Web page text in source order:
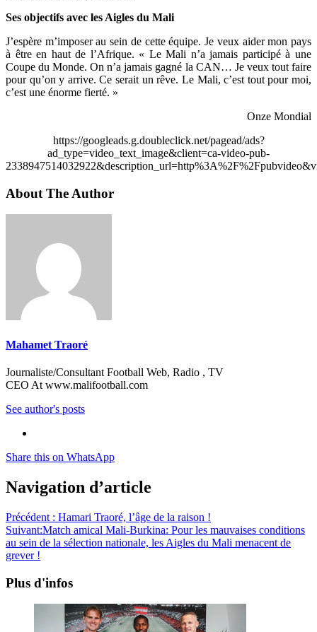
Ses objectifs avec les Aigles du Mali
J’espère m’imposer au sein de cette équipe. Je veux aider mon pays
à être en haut de l’Afrique. « Le Mali n’a jamais participé à une
Coupe du Monde. On n’a jamais gagné la CAN… Je veux tout faire
pour qu’on y arrive. Ce serait un rêve. Le Mali, c’est tout pour moi,
c’est une énorme fierté. »
Onze Mondial
https://googleads.g.doubleclick.net/pagead/ads?
ad_type=video_text_image&client=ca-video-pub-
About The Author
Mahamet Traoré
Journaliste/Consultant Football Web, Radio , TV
CEO At www.malifootball.com
See author's posts
Share this on WhatsApp
Navigation d’article
Précédent : Hamari Traoré, l’âge de la raison !
Suivant:Match amical Mali-Burkina: Pour les mauvaises conditions
au sein de la sélection nationale, les Aigles du Mali menacent de
grever !
Plus d'infos